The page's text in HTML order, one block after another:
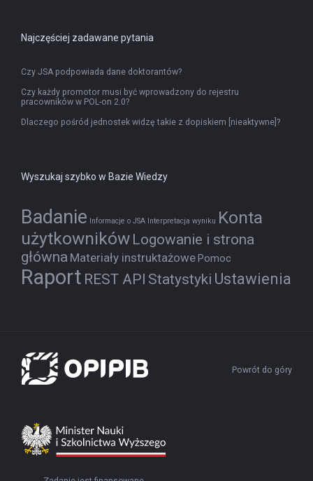
Najczęściej zadawane pytania
Czy JSA podpowiada dane doktorantów?
Czy każdy promotor musi być wprowadzony do rejestru
pracowników w POL-on 2.0?
Dlaczego pośród jednostek widzę takie z dopiskiem [nieaktywne]?
Wyszukaj szybko w Bazie Wiedzy
Badanie Informacje o JSA Interpretacja wyniku Konta
użytkowników Logowanie i strona
główna Materiały instruktażowe Pomoc
Raport REST API Statystyki Ustawienia
Powrót do góry